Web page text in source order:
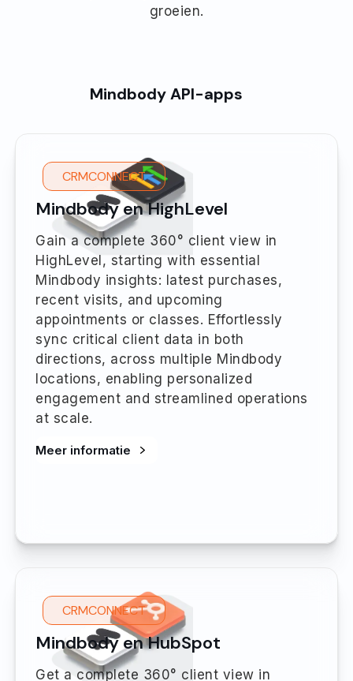
groeien.
Mindbody API-apps
CRMCONNECT
Mindbody en HighLevel
Gain a complete 360° client view in
HighLevel, starting with essential
Mindbody insights: latest purchases,
recent visits, and upcoming
appointments or classes. Effortlessly
sync critical client data in both
directions, across multiple Mindbody
locations, enabling personalized
engagement and streamlined operations
at scale.
Meer informatie
CRMCONNECT
Mindbody en HubSpot
Get a complete 360° client view in